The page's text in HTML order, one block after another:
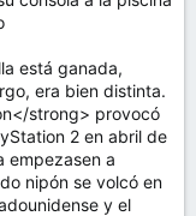
está ganada,
era bien distinta.
strong> provocó
2 en abril de
empezasen a
nipón se volcó en
y el